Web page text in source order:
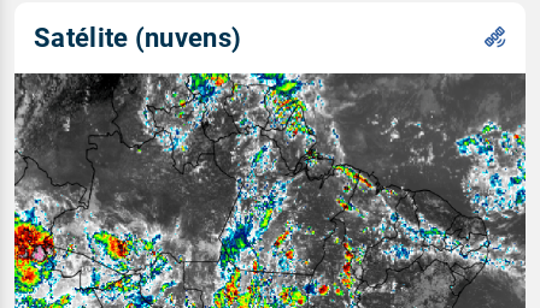
Satélite (nuvens)